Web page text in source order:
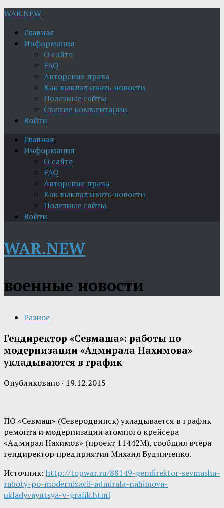
WAR.NEW
Главная
Информация
О сайте
FAQ
Авторские права
Как выкладывать новости
Полезные сайты
Свежие комментарии
Войти
Главная
Информация
О сайте
FAQ
Авторские права
Как выкладывать новости
Полезные сайты
Войти
WAR.NEW
военные новости
Разное
Гендиректор «Севмаша»: работы по
модернизации «Адмирала Нахимова»
укладываются в график
Опубликовано · 19.12.2015
ПО «Севмаш» (Северодвинск) укладывается в график
ремонта и модернизации атомного крейсера
«Адмирал Нахимов» (проект 11442М), сообщил вчера
гендиректор предприятия Михаил Будниченко.
Источник: http://topwar.ru/88149-gendirektor-sevmasha-
raboty-po-modernizacii-admirala-nahimova-
ukladyvayutsya-v-grafik.html